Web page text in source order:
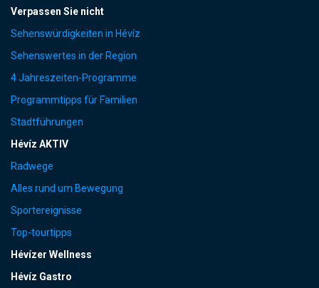
Verpassen Sie nicht
Sehenswürdigkeiten in Hévíz
Sehenswertes in der Region
4 Jahreszeiten-Programme
Programmtipps für Familien
Stadtführungen
Hévíz AKTIV
Radwege
Alles rund um Bewegung
Sportereignisse
Top-tourtipps
Hévízer Wellness
Hévíz Gastro